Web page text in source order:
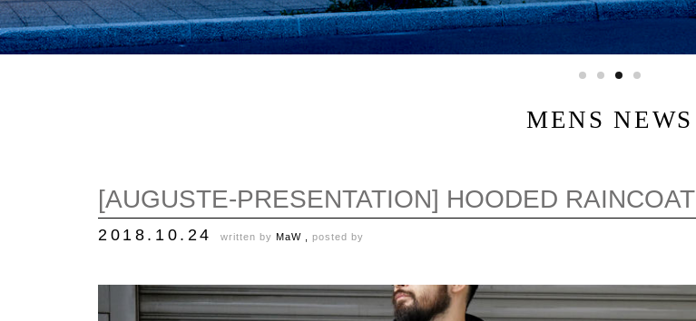
MENS NEWS
[AUGUSTE-PRESENTATION] HOODED RAINCOAT
2018.10.24 written by MaW , posted by